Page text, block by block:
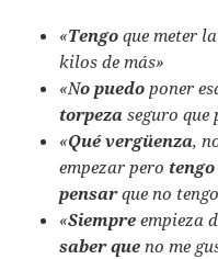
«Tengo que meter
kilos de más»
«No puedo poner
torpeza seguro que
«Qué vergüenza,
empezar pero
pensarque no
«Siempre empieza
saber que no me